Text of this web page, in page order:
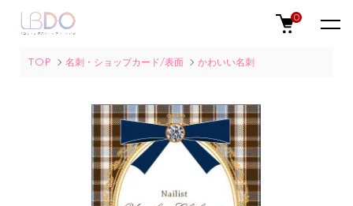
0
TOP 名刺・ショップカード/表面 かわいい名刺